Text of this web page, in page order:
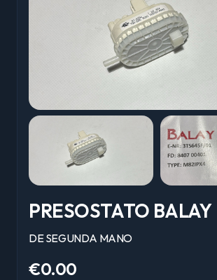
PRESOSTATO BALAY
DE SEGUNDA MANO
€0.00